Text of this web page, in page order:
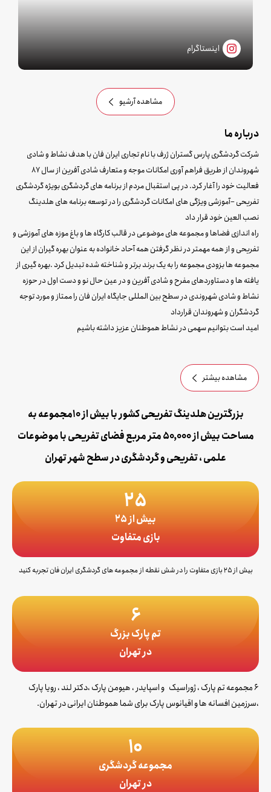
اینستاگرام
مشاهده آرشیو
درباره ما
شرکت گردشگری پارس گستران ژرف با نام تجاری ایران فان با هدف نشاط و شادی
شهروندان از طریق فراهم آوری امکانات موجه و متعارف شادی آفرین از سال 87
فعالیت خود را آغار کرد. در پی استقبال مردم از برنامه های گردشگری بویژه گردشگری
تفریحی –آموزشی ویژگی های امکانات گردشگری را در توسعه برنامه های هلدینگ
نصب العین خود قرار داد
راه اندازی فضاها و مجموعه های موضوعی در قالب کارگاه ها و باغ موزه های آموزشی و
تفریحی و از همه مهمتر در نظر گرفتن همه آحاد خانواده به عنوان بهره گیران از این
مجموعه ها بزودی مجموعه را به یک برند برتر و شناخته شده تبدیل کرد .بهره گیری از
یافته ها و دستاوردهای مفرح و شادی آفرین و در عین حال نو و دست اول در حوزه
نشاط و شادی شهروندی در سطح بین المللی جایگاه ایران فان را ممتاز و مورد توجه
گردشگران و شهروندان قرارداد
امید است بتوانیم سهمی در نشاط هموطنان عزیز داشته باشیم
مشاهده بیشتر
بزرگترین هلدینگ تفریحی کشور با بیش از 10مجموعه به
مساحت بیش از ۵۰,۰۰۰ متر مربع فضای تفریحی با موضوعات
علمی ، تفریحی و گردشگری در سطح شهر تهران
25
بیش از 25
بازی متفاوت
بیش از ۲۵ بازی متفاوت را در شش نقطه از مجموعه های گردشگری ایران فان تجربه کنید
6
تم پارک بزرگ
در تهران
6 مجموعه تم پارک ، ژوراسیک و اسپایدر ، هیومن پارک ،دکتر لند ، رویا پارک
،سرزمین افسانه ها و اقیانوس پارک برای شما هموطنان ایرانی در تهران.
10
مجموعه گردشگری
در تهران